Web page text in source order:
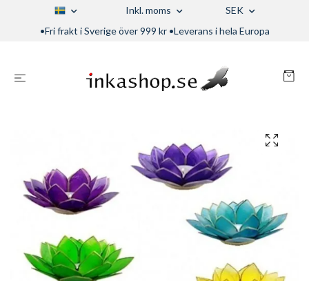
Inkl. moms
SEK
•Fri frakt i Sverige över 999 kr •Leverans i hela Europa